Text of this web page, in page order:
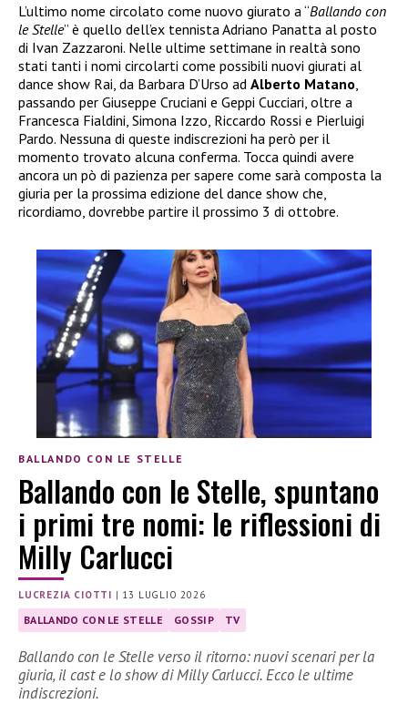
L’ultimo nome circolato come nuovo giurato a “Ballando con
le Stelle” è quello dell’ex tennista Adriano Panatta al posto
di Ivan Zazzaroni. Nelle ultime settimane in realtà sono
stati tanti i nomi circolarti come possibili nuovi giurati al
dance show Rai, da Barbara D’Urso ad Alberto Matano
passando per Giuseppe Cruciani e Geppi Cucciari, oltre a
Francesca Fialdini, Simona Izzo, Riccardo Rossi e Pierluigi
Pardo. Nessuna di queste indiscrezioni ha però per il
momento trovato alcuna conferma. Tocca quindi avere
ancora un pò di pazienza per sapere come sarà composta la
giuria per la prossima edizione del dance show che,
ricordiamo, dovrebbe partire il prossimo 3 di ottobre.
BALLANDO CON LE STELLE
Ballando con le Stelle, spuntano
i primi tre nomi: le riflessioni di
Milly Carlucci
LUCREZIA CIOTTI | 13 LUGLIO 2026
BALLANDO CON LE STELLE GOSSIP TV
Ballando con le Stelle verso il ritorno: nuovi scenari per la
giuria, il cast e lo show di Milly Carlucci. Ecco le ultime
indiscrezioni.